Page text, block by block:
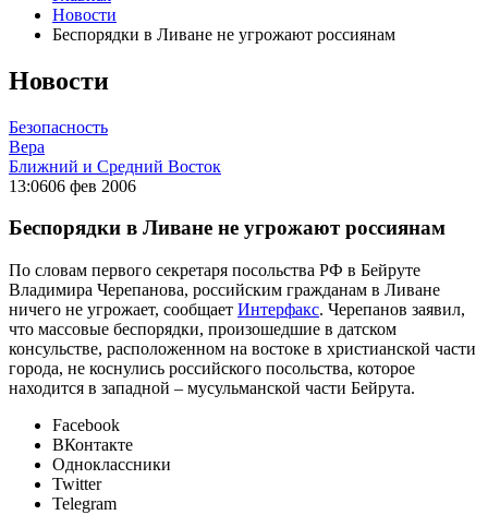
Новости
Беспорядки в Ливане не угрожают россиянам
Новости
Безопасность
Вера
Ближний и Средний Восток
13:0606 фев 2006
Беспорядки в Ливане не угрожают россиянам
По словам первого секретаря посольства РФ в Бейруте
Владимира Черепанова, российским гражданам в Ливане
ничего не угрожает, сообщает Интерфакс. Черепанов заявил,
что массовые беспорядки, произошедшие в датском
консульстве, расположенном на востоке в христианской части
города, не коснулись российского посольства, которое
находится в западной – мусульманской части Бейрута.
Facebook
ВКонтакте
Одноклассники
Twitter
Telegram